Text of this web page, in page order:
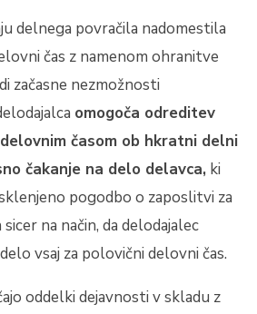
delnega povračila nadomestila
čas z namenom ohranitve
začasne nezmožnosti
omogoča odreditev
časom ob hkratni delni
čakanje na delo delavca, ki
pogodbo o zaposlitvi za
na način, da delodajalec
vsaj za polovični delovni čas.
oddelki dejavnosti v skladu z